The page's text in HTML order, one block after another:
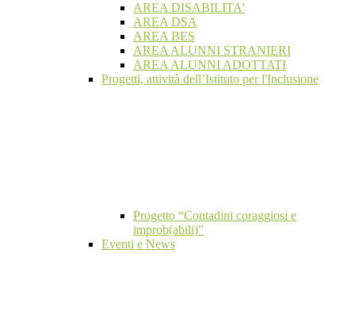
AREA DISABILITA'
AREA DSA
AREA BES
AREA ALUNNI STRANIERI
AREA ALUNNI ADOTTATI
Progetti, attività dell’Istituto per l'Inclusione
Progetto “Contadini coraggiosi e
improb(abili)”
Eventi e News